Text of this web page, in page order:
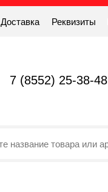
Доставка Реквизиты
7 (8552) 25-38-48